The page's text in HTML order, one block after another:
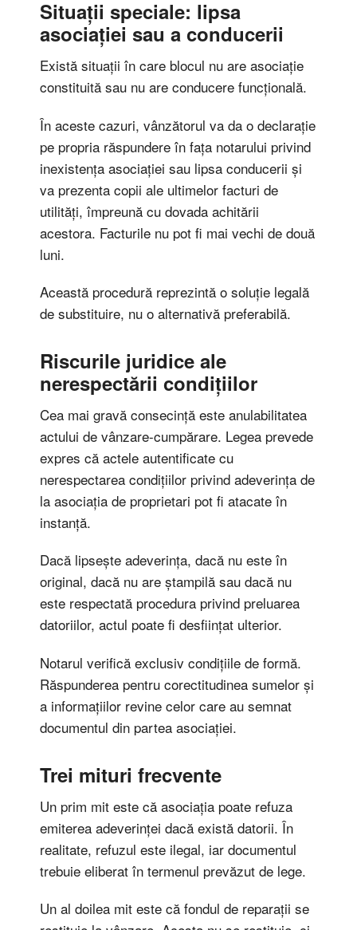
Situații speciale: lipsa
asociației sau a conducerii
Există situații în care blocul nu are asociație
constituită sau nu are conducere funcțională.
În aceste cazuri, vânzătorul va da o declarație
pe propria răspundere în fața notarului privind
inexistența asociației sau lipsa conducerii și
va prezenta copii ale ultimelor facturi de
utilități, împreună cu dovada achitării
acestora. Facturile nu pot fi mai vechi de două
luni.
Această procedură reprezintă o soluție legală
de substituire, nu o alternativă preferabilă.
Riscurile juridice ale
nerespectării condițiilor
Cea mai gravă consecință este anulabilitatea
actului de vânzare-cumpărare. Legea prevede
expres că actele autentificate cu
nerespectarea condițiilor privind adeverința de
la asociația de proprietari pot fi atacate în
instanță.
Dacă lipsește adeverința, dacă nu este în
original, dacă nu are ștampilă sau dacă nu
este respectată procedura privind preluarea
datoriilor, actul poate fi desființat ulterior.
Notarul verifică exclusiv condițiile de formă.
Răspunderea pentru corectitudinea sumelor și
a informațiilor revine celor care au semnat
documentul din partea asociației.
Trei mituri frecvente
Un prim mit este că asociația poate refuza
emiterea adeverinței dacă există datorii. În
realitate, refuzul este ilegal, iar documentul
trebuie eliberat în termenul prevăzut de lege.
Un al doilea mit este că fondul de reparații se